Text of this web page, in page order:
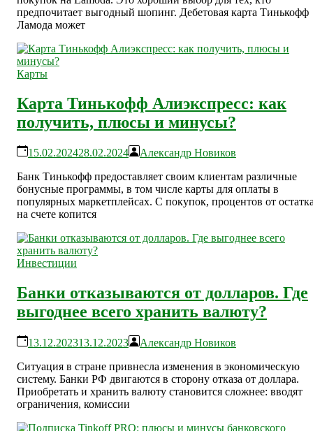
предпочитает выгодный шопинг. Дебетовая карта Тинькофф
Ламода может
Карты
Карта Тинькофф Алиэкспресс: как
получить, плюсы и минусы?
15.02.202428.02.2024
Александр Новиков
Банк Тинькофф предоставляет своим клиентам различные
бонусные программы, в том числе карты для оплаты в
популярных маркетплейсах. С покупок, процентов от
на счете копится
Инвестиции
Банки отказываются от долларов. Где
выгоднее всего хранить валюту?
13.12.202313.12.2023
Александр Новиков
Ситуация в стране привнесла изменения в экономическую
систему. Банки РФ двигаются в сторону отказа от доллара.
Приобретать и хранить валюту становится сложнее: вводят
ограничения, комиссии